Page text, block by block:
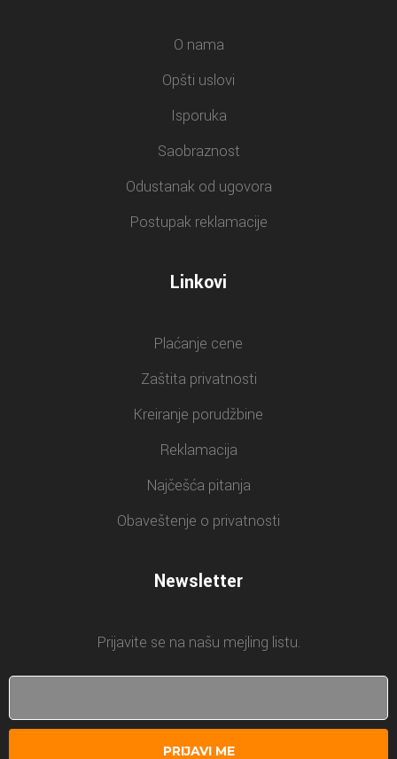
O nama
Opšti uslovi
Isporuka
Saobraznost
Odustanak od ugovora
Postupak reklamacije
Linkovi
Plaćanje cene
Zaštita privatnosti
Kreiranje porudžbine
Reklamacija
Najčešća pitanja
Obaveštenje o privatnosti
Newsletter
Prijavite se na našu mejling listu.
PRIJAVI ME